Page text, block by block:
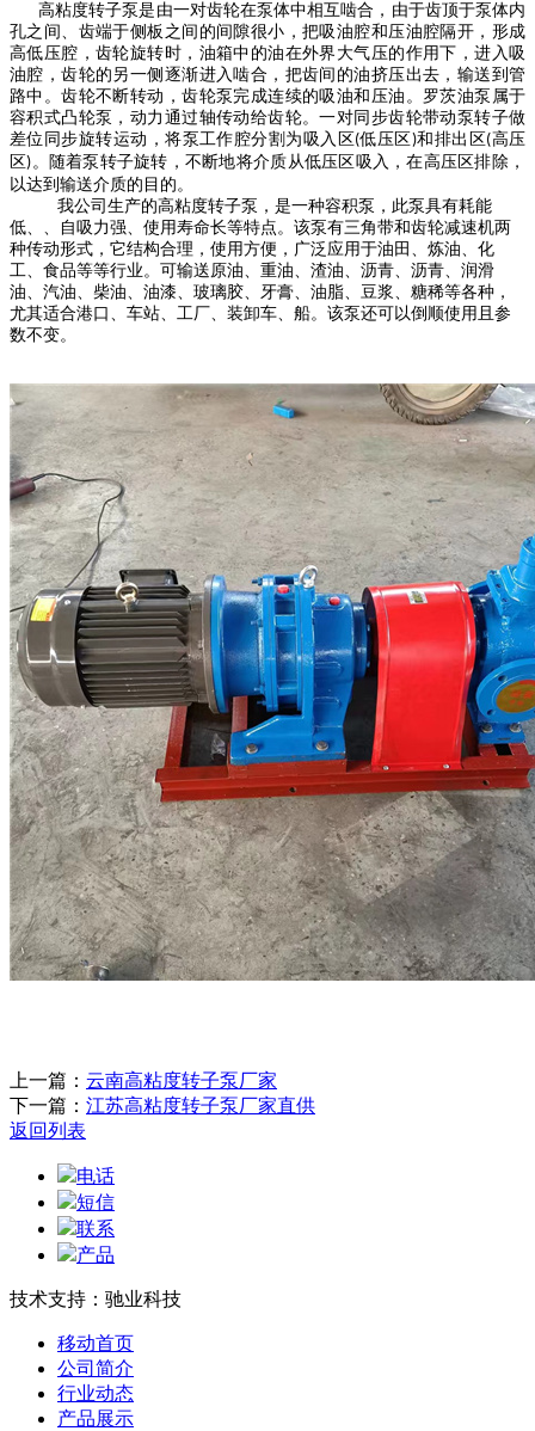
高粘度转子泵是由一对齿轮在泵体中相互啮合，由于齿顶于泵体内
孔之间、齿端于侧板之间的间隙很小，把吸油腔和压油腔隔开，形成
高低压腔，齿轮旋转时，油箱中的油在外界大气压的作用下，进入吸
油腔，齿轮的另一侧逐渐进入啮合，把齿间的油挤压出去，输送到管
路中。齿轮不断转动，齿轮泵完成连续的吸油和压油。罗茨油泵属于
容积式凸轮泵，动力通过轴传动给齿轮。一对同步齿轮带动泵转子做
差位同步旋转运动，将泵工作腔分割为吸入区 (低压区 )和排出区 (高压
区)。随着泵转子旋转，不断地将介质从低压区吸入，在高压区排除，
以达到输送介质的目的。
我公司生产的高粘度转子泵，是一种容积泵，此泵具有耗能
低、、自吸力强、使用寿命长等特点。该泵有三角带和齿轮减速机两
种传动形式，它结构合理，使用方便，广泛应用于油田、炼油、化
工、食品等等行业。可输送原油、重油、渣油、沥青、沥青、润滑
油、汽油、柴油、油漆、玻璃胶、牙膏、油脂、豆浆、糖稀等各种，
尤其适合港口、车站、工厂、装卸车、船。该泵还可以倒顺使用且参
数不变。
上一篇： 云南高粘度转子泵厂家
下一篇： 江苏高粘度转子泵厂家直供
返回列表
电话
短信
联系
产品
技术支持：驰业科技
移动首页
公司简介
行业动态
产品展示